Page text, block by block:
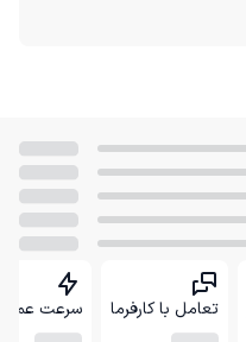
تعامل با کارفرما سرعت عمل